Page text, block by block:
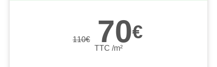
110€ 70€
TTC /m²